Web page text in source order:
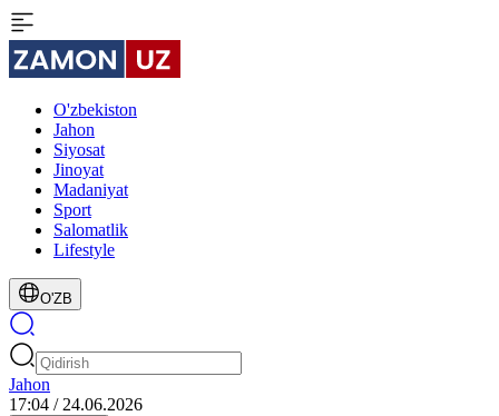
O'zbekiston
Jahon
Siyosat
Jinoyat
Madaniyat
Sport
Salomatlik
Lifestyle
O'ZB
Jahon
17:04 / 24.06.2026